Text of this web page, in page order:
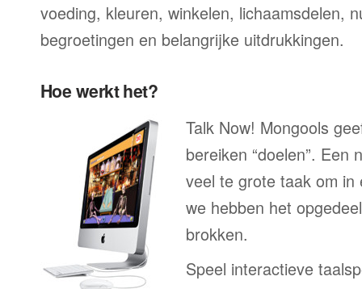
voeding, kleuren, winkelen, lichaamsdelen,
begroetingen en belangrijke uitdrukkingen.
Hoe werkt het?
Talk Now! Mongools
bereiken “doelen”. Een
veel te grote taak om
we hebben het
brokken.
Speel interactieve